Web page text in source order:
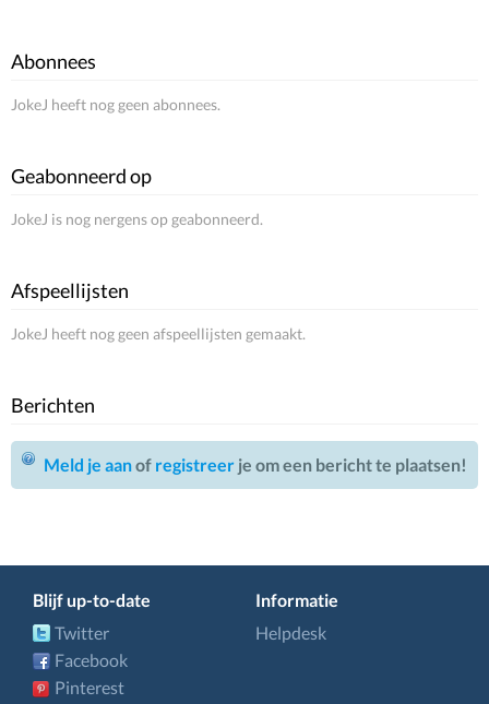
Abonnees
JokeJ heeft nog geen abonnees.
Geabonneerd op
JokeJ is nog nergens op geabonneerd.
Afspeellijsten
JokeJ heeft nog geen afspeellijsten gemaakt.
Berichten
Meld je aanof registreer je om een bericht te plaatsen!
Blijf up-to-date
Twitter
Facebook
Pinterest
Informatie
Helpdesk